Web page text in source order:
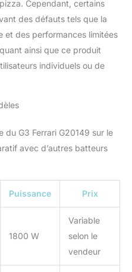
Cependant, certains
des défauts tels que la
et des performances limitées
ainsi que ce produit
individuels ou de
du G3 Ferrari G20149 sur le
avec d’autres batteurs
Puissance Prix
1800 W
Variable
selon le
vendeur